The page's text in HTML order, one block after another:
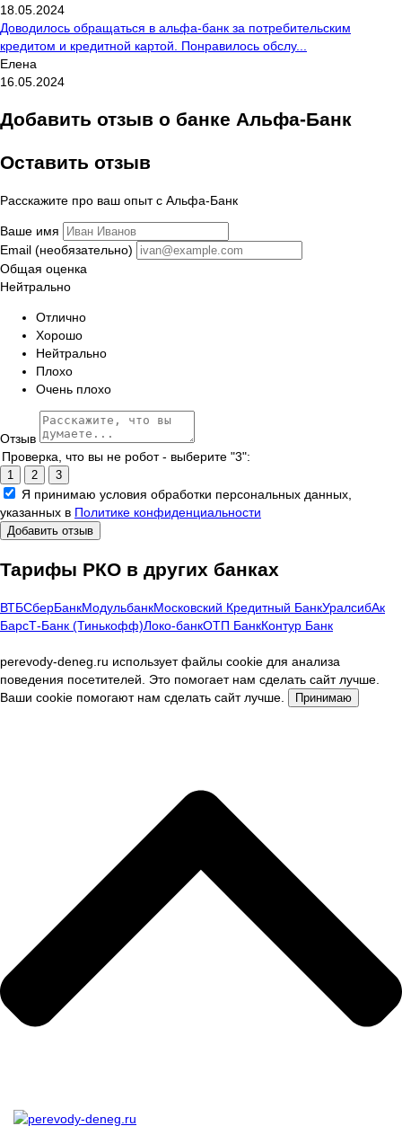
18.05.2024
Доводилось обращаться в альфа-банк за потребительским
кредитом и кредитной картой. Понравилось обслу...
Елена
16.05.2024
Добавить отзыв о банке Альфа-Банк
Оставить отзыв
Расскажите про ваш опыт с Альфа-Банк
Ваше имя
Email (необязательно)
Общая оценка
Нейтрально
Отлично
Хорошо
Нейтрально
Плохо
Очень плохо
Отзыв
Проверка, что вы не робот - выберите "3":
1 2 3
Я принимаю условия обработки персональных данных,
указанных в Политике конфиденциальности
Добавить отзыв
Тарифы РКО в других банках
ВТБСберБанкМодульбанкМосковский Кредитный БанкУралсибАк
БарсТ-Банк (Тинькофф)Локо-банкОТП БанкКонтур Банк
perevody-deneg.ru использует файлы cookie для анализа
поведения посетителей. Это помогает нам сделать сайт лучше.
Ваши cookie помогают нам сделать сайт лучше.
Принимаю